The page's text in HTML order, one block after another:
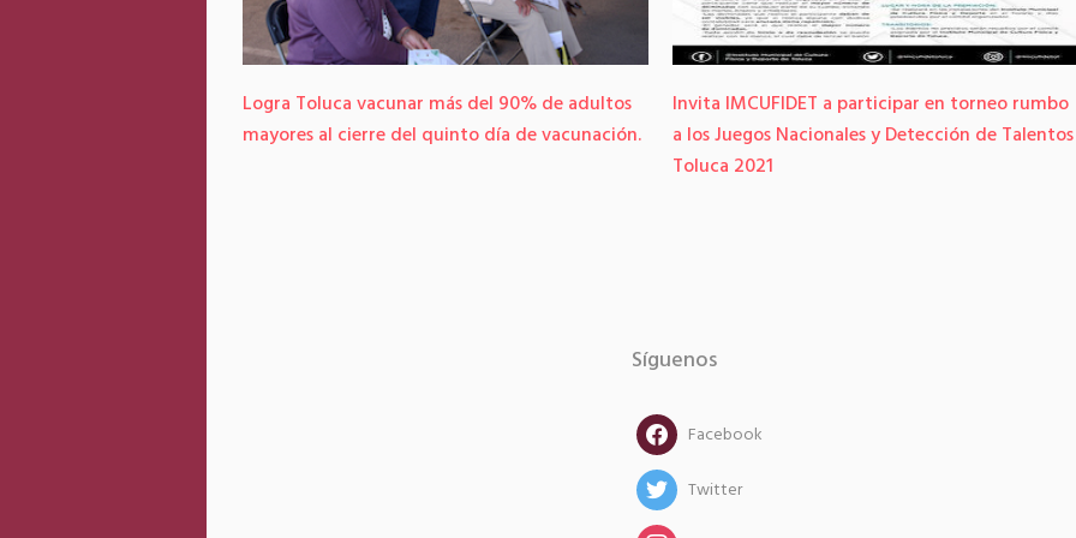
Logra Toluca vacunar más del 90% de adultos
mayores al cierre del quinto día de vacunación.
Invita IMCUFIDET a participar en torneo rumbo
a los Juegos Nacionales y Detección de Talentos
Toluca 2021
Síguenos
facebookFacebook
twitterTwitter